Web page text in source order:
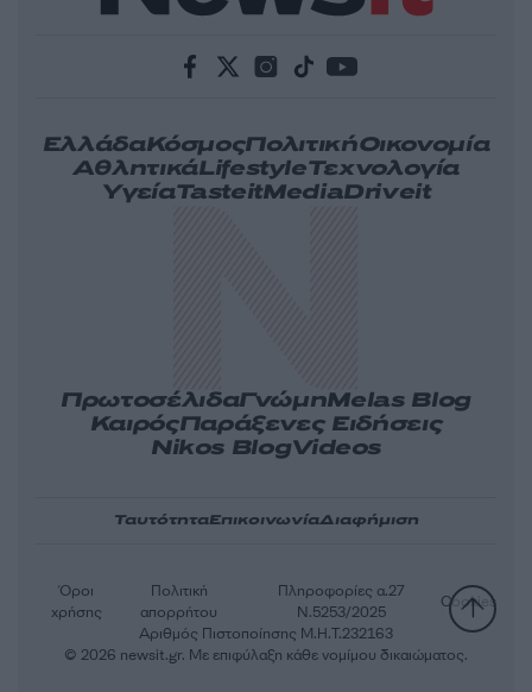
ΕλλάδαΚόσμοςΠολιτικήΟικονομία
ΑθλητικάLifestyleΤεχνολογία
ΥγείαTasteitMediaDriveit
ΠρωτοσέλιδαΓνώμηMelas Blog
ΚαιρόςΠαράξενες Ειδήσεις
Nikos BlogVideos
ΤαυτότηταΕπικοινωνίαΔιαφήμιση
Αριθμός Πιστοποίησης Μ.Η.Τ.232163
Όροι
χρήσης
Πολιτική
απορρήτου
Πληροφορίες α.27
Ν.5253/2025
Cookies
© 2026 newsit.gr. Με επιφύλαξη κάθε νομίμου δικαιώματος.